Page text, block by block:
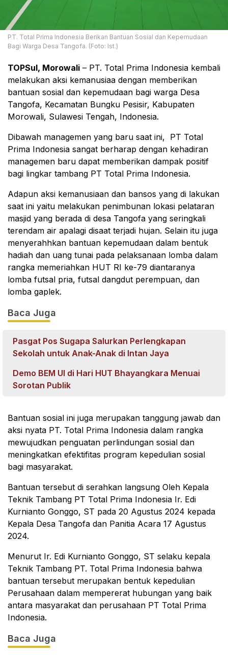
PT. Total Prima Indonesia Berikan Bantuan Sosial dan Kepemudaan
Bagi Warga Desa Tangofa. (Foto: Ist.)
TOPSul, Morowali – PT. Total Prima Indonesia kembali
melakukan aksi kemanusiaa dengan memberikan
bantuan sosial dan kepemudaan bagi warga Desa
Tangofa, Kecamatan Bungku Pesisir, Kabupaten
Morowali, Sulawesi Tengah, Indonesia.
Dibawah managemen yang baru saat ini, PT Total
Prima Indonesia sangat berharap dengan kehadiran
managemen baru dapat memberikan dampak positif
bagi lingkar tambang PT Total Prima Indonesia.
Adapun aksi kemanusiaan dan bansos yang di lakukan
saat ini yaitu melakukan penimbunan lokasi pelataran
masjid yang berada di desa Tangofa yang seringkali
terendam air apalagi disaat terjadi hujan. Selain itu juga
menyerahhkan bantuan kepemudaan dalam bentuk
hadiah dan uang tunai pada pelaksanaan lomba dalam
rangka memeriahkan HUT RI ke-79 diantaranya
lomba futsal pria, futsal dangdut perempuan, dan
lomba gaplek.
Baca Juga
Pasgat Pos Sugapa Salurkan Perlengkapan
Sekolah untuk Anak-Anak di Intan Jaya
Demo BEM UI di Hari HUT Bhayangkara Menuai
Sorotan Publik
Bantuan sosial ini juga merupakan tanggung jawab dan
aksi nyata PT. Total Prima Indonesia dalam rangka
mewujudkan penguatan perlindungan sosial dan
meningkatkan efektifitas program kepedulian sosial
bagi masyarakat.
Bantuan tersebut di serahkan langsung Oleh Kepala
Teknik Tambang PT Total Prima Indonesia Ir. Edi
Kurnianto Gonggo, ST pada 20 Agustus 2024 kepada
Kepala Desa Tangofa dan Panitia Acara 17 Agustus
2024.
Menurut Ir. Edi Kurnianto Gonggo, ST selaku kepala
Teknik Tambang PT. Total Prima Indonesia bahwa
bantuan tersebut merupakan bentuk kepedulian
Perusahaan dalam mempererat hubungan yang baik
antara masyarakat dan perusahaan PT Total Prima
Indonesia.
Baca Juga